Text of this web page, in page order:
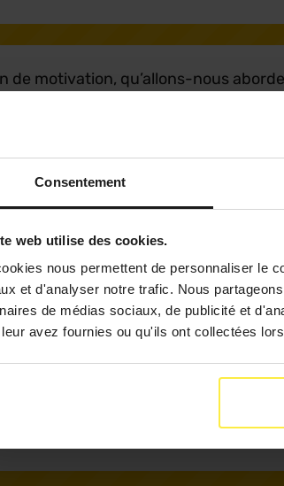
Consentement
web utilise des cookies.
nous permettent de personnaliser le
et d'analyser notre trafic. Nous
de médias sociaux, de publicité et
avez fournies ou qu'ils ont collectées
de motivation, qu’allons-nous
peut m’aider à mieux définir mon
?
l’accompagnement des jeunes ?
des diplômes par Hall 32 ?